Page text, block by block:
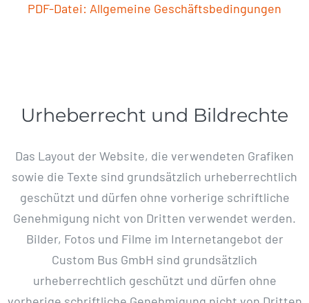
PDF-Datei: Allgemeine Geschäftsbedingungen
Urheberrecht und Bildrechte
Das Layout der Website, die verwendeten Grafiken
sowie die Texte sind grundsätzlich urheberrechtlich
geschützt und dürfen ohne vorherige schriftliche
Genehmigung nicht von Dritten verwendet werden.
Bilder, Fotos und Filme im Internetangebot der
Custom Bus GmbH sind grundsätzlich
urheberrechtlich geschützt und dürfen ohne